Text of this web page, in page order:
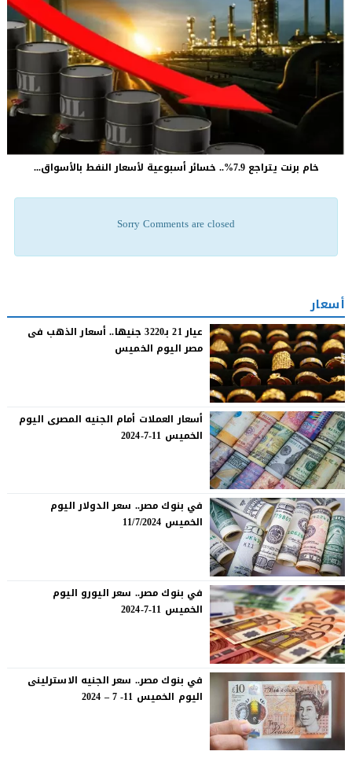
خام برنت يتراجع 7.9%.. خسائر أسبوعية لأسعار النفط بالأسواق...
Sorry Comments are closed
أسعار
عيار 21 بـ3220 جنيها.. أسعار الذهب فى
مصر اليوم الخميس
أسعار العملات أمام الجنيه المصرى اليوم
الخميس 11-7-2024
في بنوك مصر.. سعر الدولار اليوم
الخميس 11/7/2024
في بنوك مصر.. سعر اليورو اليوم
الخميس 11-7-2024
في بنوك مصر.. سعر الجنيه الاسترلينى
اليوم الخميس 11- 7 – 2024